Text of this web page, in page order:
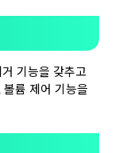
기능을 갖추고
륨 제어 기능을